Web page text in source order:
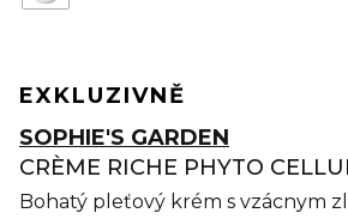
EXKLUZIVNĚ
SOPHIE'S GARDEN
CRÈME RICHE PHYTO
Bohatý pleťový krém s vzácnym